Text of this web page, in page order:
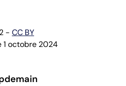
- CC BY
1 octobre 2024